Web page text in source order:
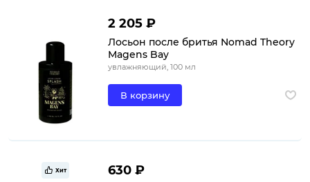
2 205 ₽
Лосьон после бритья Nomad Theory
Magens Bay
увлажняющий, 100 мл
В корзину
Хит 630 ₽